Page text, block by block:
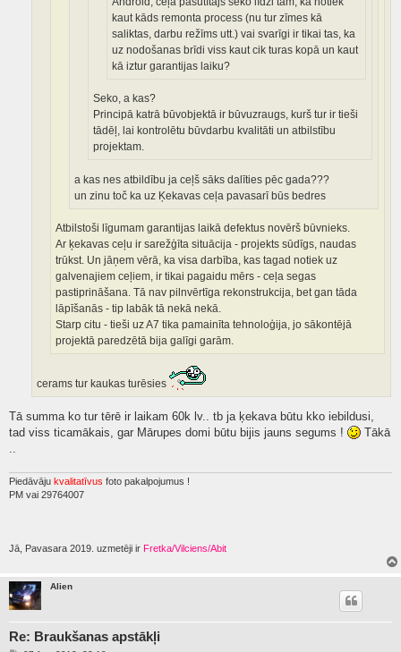
kaut kāds remonta process (nu tur zīmes kā
saliktas, darbu režīms utt.) vai svarīgi ir tikai tas, ka
uz nodošanas brīdi viss kaut cik turas kopā un kaut
kā iztur garantijas laiku?
Seko, a kas?
Principā katrā būvobjektā ir būvuzraugs, kurš tur ir tieši
tādēļ, lai kontrolētu būvdarbu kvalitāti un atbilstību
projektam.
a kas nes atbildību ja ceļš sāks dalīties pēc gada???
un zinu toč ka uz Ķekavas ceļa pavasarī būs bedres
Atbilstoši līgumam garantijas laikā defektus novērš būvnieks.
Ar ķekavas ceļu ir sarežģīta situācija - projekts sūdīgs, naudas
trūkst. Un jāņem vērā, ka visa darbība, kas tagad notiek uz
galvenajiem ceļiem, ir tikai pagaidu mērs - ceļa segas
pastiprināšana. Tā nav pilnvērtīga rekonstrukcija, bet gan tāda
lāpīšanās - tip labāk tā nekā nekā.
Starp citu - tieši uz A7 tika pamainīta tehnoloģija, jo sākontējā
projektā paredzētā bija galīgi garām.
cerams tur kaukas turēsies
Tā summa ko tur tērē ir laikam 60k lv.. tb ja ķekava būtu kko iebildusi,
tad viss ticamākais, gar Mārupes domi būtu bijis jauns segums !
Tākā
Piedāvāju kvalitatīvus foto pakalpojumus !
PM vai 29764007
Jā, Pavasara 2019. uzmetēji ir Fretka/Vilciens/Abit
Alien
Re: Braukšanas apstākļi